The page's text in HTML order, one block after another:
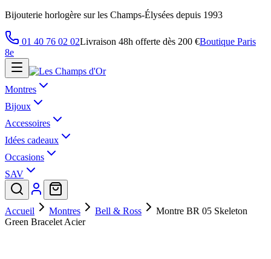
Bijouterie horlogère sur les Champs-Élysées depuis 1993
01 40 76 02 02Livraison 48h offerte dès 200 €Boutique Paris
8e
Montres
Bijoux
Accessoires
Idées cadeaux
Occasions
SAV
Accueil Montres Bell & Ross
Montre BR 05 Skeleton
Green Bracelet Acier